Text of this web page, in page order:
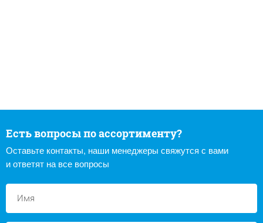
Есть вопросы по ассортименту?
Оставьте контакты, наши менеджеры свяжутся с вами
и ответят на все вопросы